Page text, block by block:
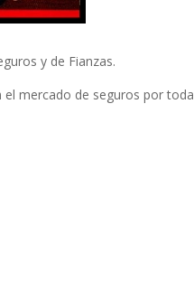
y de Fianzas.
el mercado de seguros por toda